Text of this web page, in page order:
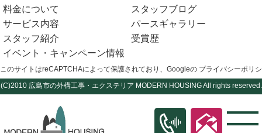
料金について
サービス内容
スタッフ紹介
イベント・キャンペーン情報
スタッフブログ
パースギャラリー
受賞歴
このサイトはreCAPTCHAによって保護されており、Googleの プライバシーポリ
(C)2010 広島市の外構工事・エクステリア MODERN HOUSING All rights reserved.